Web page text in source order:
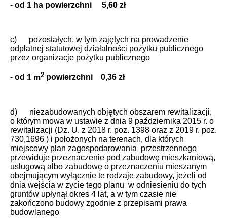
- od 1 ha powierzchni 5,60 zł
c) pozostałych, w tym zajętych na prowadzenie
odpłatnej statutowej działalności pożytku publicznego
przez organizacje pożytku publicznego
- od 1 m2 powierzchni 0,36 zł
d) niezabudowanych objętych obszarem rewitalizacji,
o którym mowa w ustawie z dnia 9 października 2015 r. o
rewitalizacji (Dz. U. z 2018 r. poz. 1398 oraz z 2019 r. poz.
730,1696 ) i położonych na terenach, dla których
miejscowy plan zagospodarowania przestrzennego
przewiduje przeznaczenie pod zabudowę mieszkaniową,
usługową albo zabudowę o przeznaczeniu mieszanym
obejmującym wyłącznie te rodzaje zabudowy, jeżeli od
dnia wejścia w życie tego planu w odniesieniu do tych
gruntów upłynął okres 4 lat, a w tym czasie nie
zakończono budowy zgodnie z przepisami prawa
budowlanego